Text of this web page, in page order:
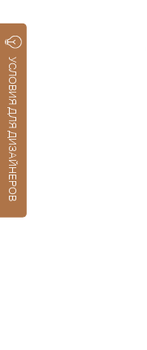
УСЛОВИЯ ДЛЯ ДИЗАЙНЕРОВ